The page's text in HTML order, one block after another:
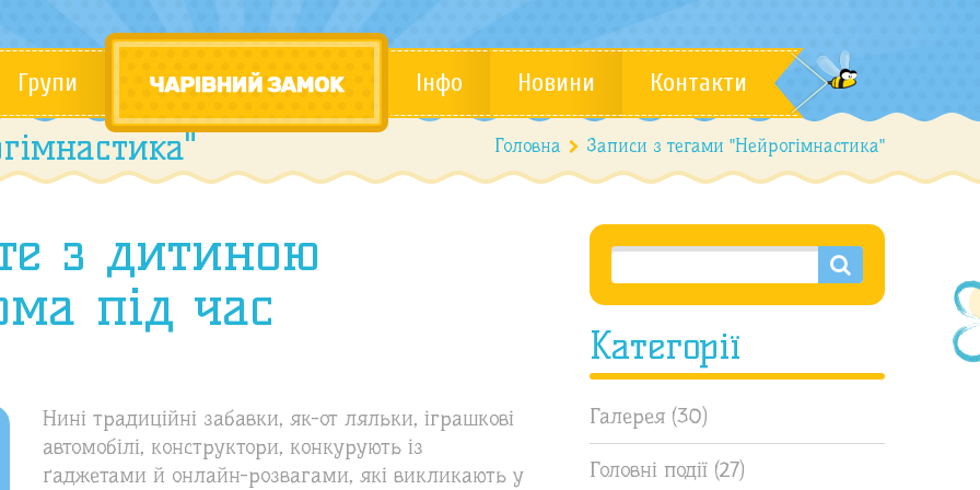
Групи Інфо Новини Контакти
Головна Записи з тегами "Нейрогімнастика"
Категорії
Галерея (30)
Головні події (27)
з дитиною
під час
Нині традиційні забавки, як-от ляльки, іграшкові
автомобілі, конструктори, конкурують із
ґаджетами й онлайн-розвагами, які викликають у